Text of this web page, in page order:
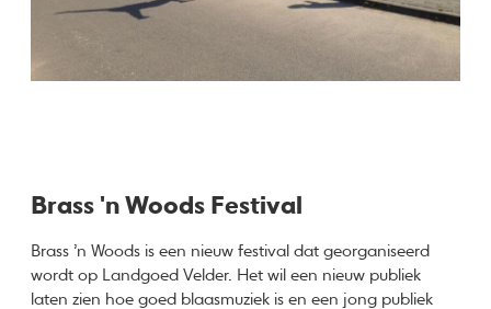
Brass 'n Woods Festival
Brass ’n Woods is een nieuw festival dat georganiseerd
wordt op Landgoed Velder. Het wil een nieuw publiek
laten zien hoe goed blaasmuziek is en een jong publiek